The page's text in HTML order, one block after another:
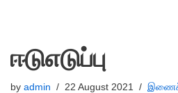
ஈடுஎடுப்பு
by admin 22 August 2021